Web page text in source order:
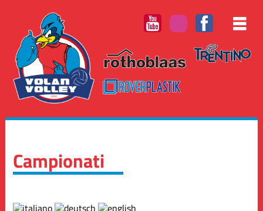
Campionati